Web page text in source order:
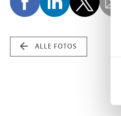
ALLE FOTOS